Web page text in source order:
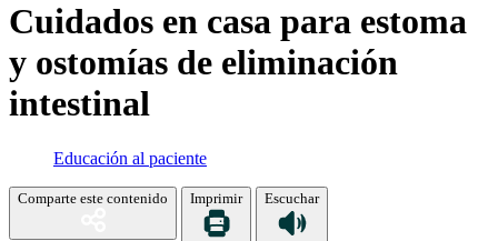
Cuidados en casa para estoma
y ostomías de eliminación
intestinal
Educación al paciente
Comparte este contenido Imprimir Escuchar